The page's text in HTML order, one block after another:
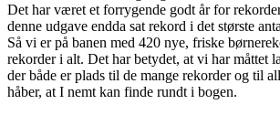
Det har været et forrygende godt år for
denne udgave endda sat rekord i det største
Så vi er på banen med 420 nye, friske
rekorder i alt. Det har betydet, at vi har måttet
der både er plads til de mange rekorder og til
håber, at I nemt kan finde rundt i bogen.